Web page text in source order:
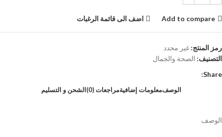
Add to compare اضف الى قائمة الرغبات
رمز المنتج: غير محدد
التصنيف: الصحة والجمال
Share:
الوصفمعلومات إضافيةمراجعات (0) الشحن و التسليم
الوصف